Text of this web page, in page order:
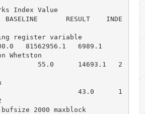
Index Value
RESULT    INDE
register variable
81562956.1   6989.1
Whetston
55.0      14693.1   2
43.0      1
2000 maxblock